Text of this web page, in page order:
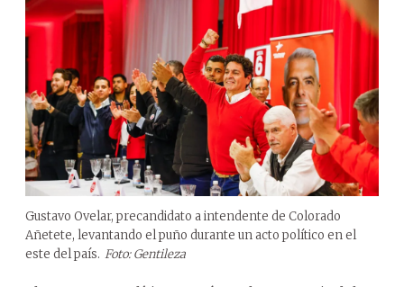
Gustavo Ovelar, precandidato a intendente de Colorado
Añetete, levantando el puño durante un acto político en el
este del país. Foto: Gentileza